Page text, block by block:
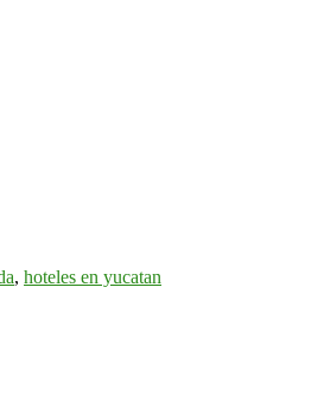
, hoteles en yucatan